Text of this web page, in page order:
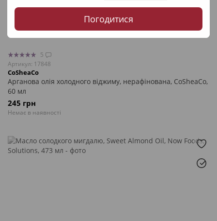
Погодитися
5
Артикул: 17848
CoSheaCo
Арганова олія холодного віджиму, нерафінована, CoSheaCo,
60 мл
245 грн
Немає в наявності